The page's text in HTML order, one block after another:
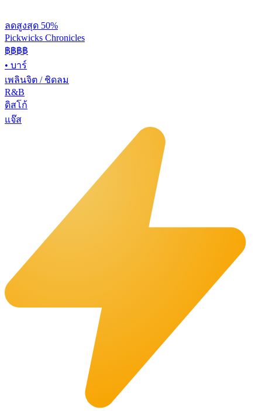
ลดสูงสุด 50%
Pickwicks Chronicles
฿฿฿฿
• บาร์
เพลินจิต / ชิดลม
R&B
ดิสโก้
แจ๊ส